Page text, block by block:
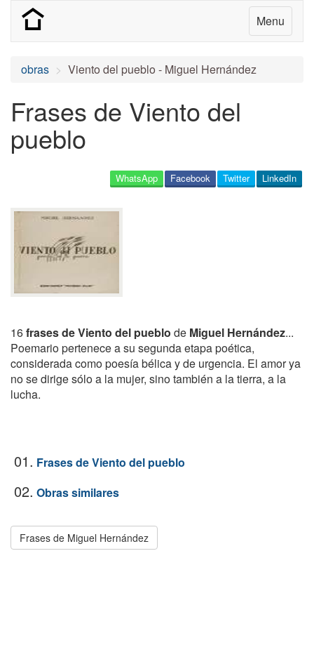
Menu
obras Viento del pueblo - Miguel Hernández
Frases de Viento del
pueblo
LinkedIn
Twitter
Facebook
WhatsApp
16frases de Viento del pueblo de Miguel Hernández...
Poemario pertenece a su segunda etapa poética,
considerada como poesía bélica y de urgencia. El amor ya
no se dirige sólo a la mujer, sino también a la tierra, a la
lucha.
01. Frases de Viento del pueblo
02. Obras similares
Frases de Miguel Hernández